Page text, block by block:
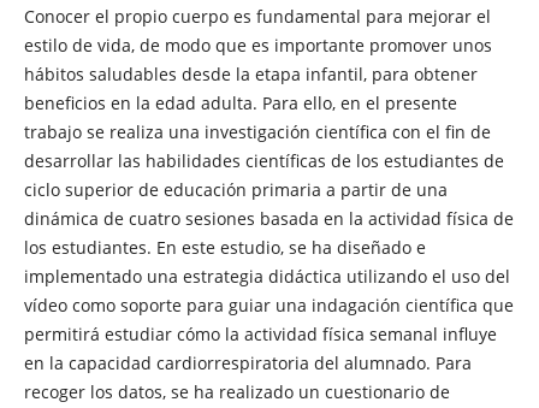
Conocer el propio cuerpo es fundamental para mejorar el
estilo de vida, de modo que es importante promover unos
hábitos saludables desde la etapa infantil, para obtener
beneficios en la edad adulta. Para ello, en el presente
trabajo se realiza una investigación científica con el fin de
desarrollar las habilidades científicas de los estudiantes de
ciclo superior de educación primaria a partir de una
dinámica de cuatro sesiones basada en la actividad física de
los estudiantes. En este estudio, se ha diseñado e
implementado una estrategia didáctica utilizando el uso del
vídeo como soporte para guiar una indagación científica que
permitirá estudiar cómo la actividad física semanal influye
en la capacidad cardiorrespiratoria del alumnado. Para
recoger los datos, se ha realizado un cuestionario de